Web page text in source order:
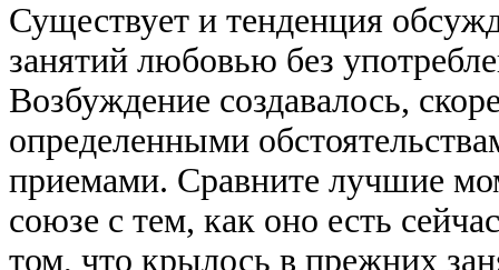
Существует и тенденция
занятий любовью без
Возбуждение создавалось,
определенными
приемами. Сравните лучшие
союзе с тем, как оно есть
том, что крылось в прежних